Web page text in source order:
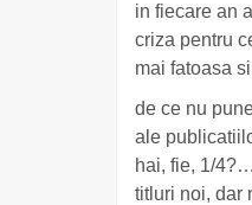
in fiecare an
criza pentru
mai fatoasa
de ce nu
ale
hai, fie, 1/
titluri noi, dar